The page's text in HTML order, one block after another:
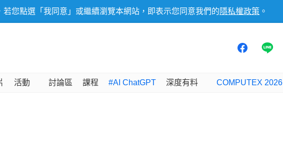
您點選「我同意」或繼續瀏覽本網站，即表示您同意我們的 隱私權政策 。
活動 討論區 課程 #AI ChatGPT 深度有料 COMPUTEX 2026